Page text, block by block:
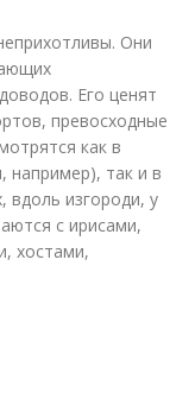
Они
Его ценят
превосходные
как в
например), так и в
вдоль изгороди, у
с ирисами,
хостами,